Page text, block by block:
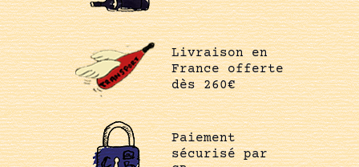
Livraison en
France offerte
dès 260€
Paiement
sécurisé par